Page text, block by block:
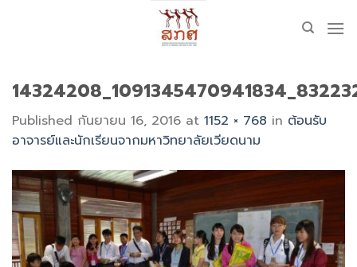
Published กันยายน 16, 2016 at 1152 × 768 in ต้อนรับ
อาจารย์และนักเรียนจากมหาวิทยาลัยเวียดนาม